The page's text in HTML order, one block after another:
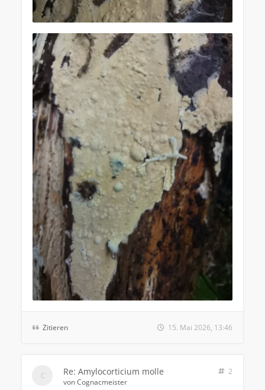
Zitieren 15. Mai 2026, 13:46
Re: Amylocorticium molle
2
vonCognacmeister